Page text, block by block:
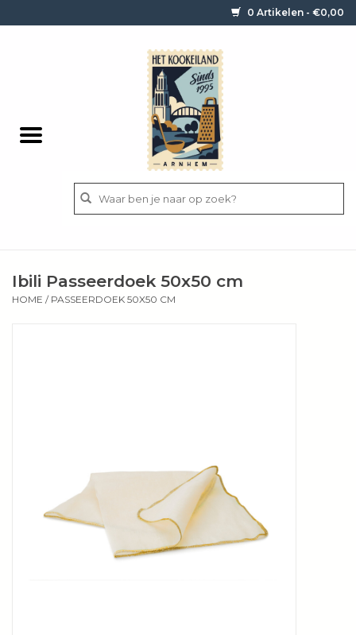
0 Artikelen - €0,00
Bestek
Aanbiedingen ✅
Ibili Passeerdoek 50x50 cm
HOME / PASSEERDOEK 50X50 CM